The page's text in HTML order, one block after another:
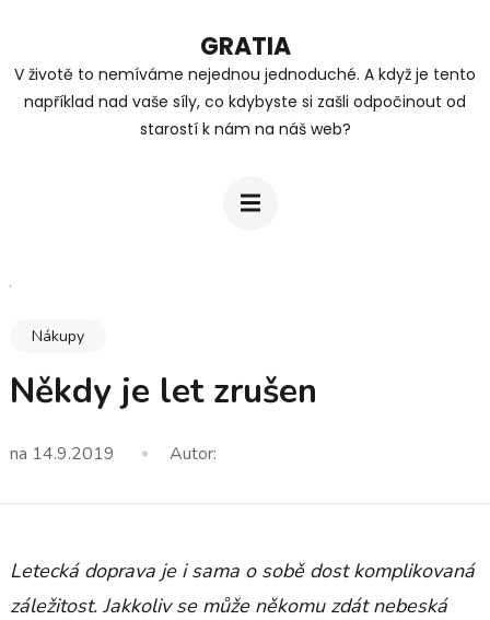
obsah
GRATIA
V životě to nemíváme nejednou jednoduché. A když je tento
například nad vaše síly, co kdybyste si zašli odpočinout od
starostí k nám na náš web?
Nákupy
Někdy je let zrušen
na 14.9.2019 Autor:
Letecká doprava je i sama o sobě dost komplikovaná
záležitost. Jakkoliv se může někomu zdát nebeská